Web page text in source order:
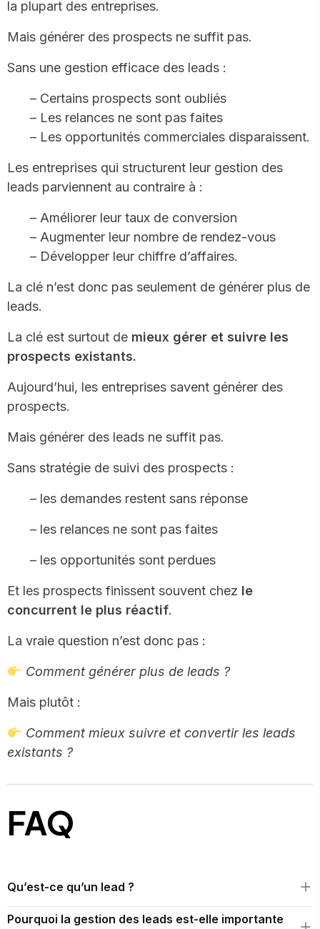
la plupart des entreprises.
Mais générer des prospects ne suffit pas.
Sans une gestion efficace des leads :
– Certains prospects sont oubliés
– Les relances ne sont pas faites
– Les opportunités commerciales disparaissent.
Les entreprises qui structurent leur gestion des
leads parviennent au contraire à :
– Améliorer leur taux de conversion
– Augmenter leur nombre de rendez-vous
– Développer leur chiffre d’affaires.
La clé n’est donc pas seulement de générer plus de
leads.
La clé est surtout de mieux gérer et suivre les
prospects existants.
Aujourd’hui, les entreprises savent générer des
prospects.
Mais générer des leads ne suffit pas.
Sans stratégie de suivi des prospects :
– les demandes restent sans réponse
– les relances ne sont pas faites
– les opportunités sont perdues
Et les prospects finissent souvent chez le
concurrent le plus réactif.
La vraie question n’est donc pas :
Comment générer plus de leads ?
Mais plutôt :
Comment mieux suivre et convertir les leads
existants ?
FAQ
Qu’est-ce qu’un lead ?
Un lead est une personne ou une entreprise ayant manifesté
Pourquoi la gestion des leads est-elle importante